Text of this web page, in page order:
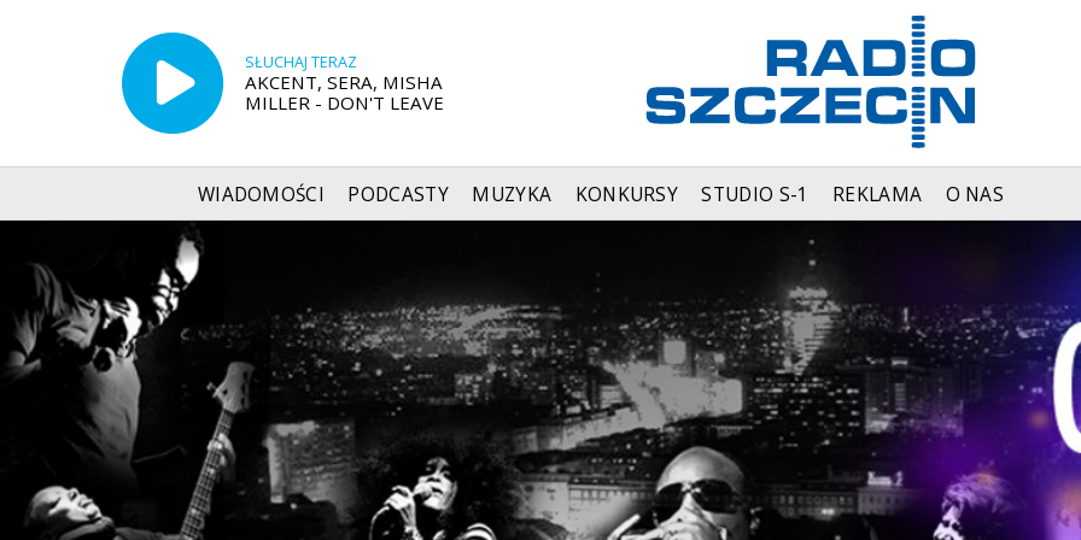
SŁUCHAJ TERAZ
AKCENT, SERA, MISHA
MILLER - DON'T LEAVE
WIADOMOŚCI PODCASTY MUZYKA KONKURSY STUDIO S-1 REKLAMA O NAS